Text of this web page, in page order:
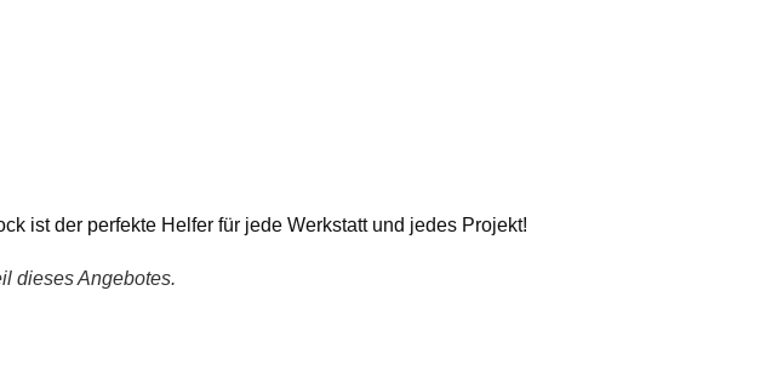
ist der perfekte Helfer für jede Werkstatt und jedes Projekt!
dieses Angebotes.